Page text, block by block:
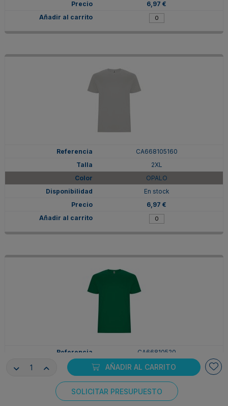
AÑADIR AL CARRITO
SOLICITAR PRESUPUESTO
6,97 €
CA668105160
2XL
OPALO
En stock
6,97 €
CA66810520
2XL
En stock
Consentimiento de cookies